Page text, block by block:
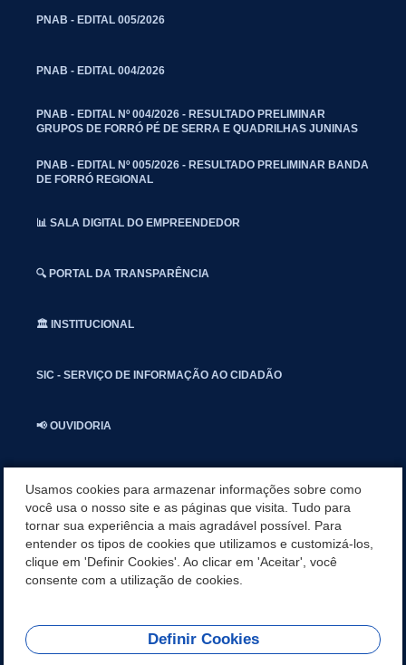
PNAB - EDITAL 005/2026
PNAB - EDITAL 004/2026
PNAB - EDITAL Nº 004/2026 - RESULTADO PRELIMINAR
GRUPOS DE FORRÓ PÉ DE SERRA E QUADRILHAS JUNINAS
PNAB - EDITAL Nº 005/2026 - RESULTADO PRELIMINAR BANDA
DE FORRÓ REGIONAL
📊 SALA DIGITAL DO EMPREENDEDOR
🔍 PORTAL DA TRANSPARÊNCIA
🏛️ INSTITUCIONAL
SIC - SERVIÇO DE INFORMAÇÃO AO CIDADÃO
📢 OUVIDORIA
📱🩺 SAUDE CONECTADA
🎭 UMBUZEIRO NOTÍCIAS
REDES SOCIAIS
Usamos cookies para armazenar informações sobre como
você usa o nosso site e as páginas que visita. Tudo para
tornar sua experiência a mais agradável possível. Para
entender os tipos de cookies que utilizamos e customizá-los,
clique em 'Definir Cookies'. Ao clicar em 'Aceitar', você
consente com a utilização de cookies.
Definir Cookies